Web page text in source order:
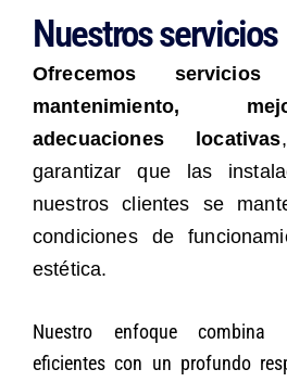
Nuestros servicios
Ofrecemos
mantenimiento,
adecuaciones locativas
garantizar que las
nuestros clientes se
condiciones de
estética.
Nuestro enfoque combina
eficientes con un profundo